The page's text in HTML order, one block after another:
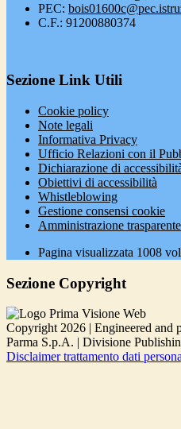
PEC:
C.F.: 91200880374
Sezione Link Utili
Cookie policy
Note legali
Informativa Privacy
Ufficio Relazioni con il
Dichiarazione di
Obiettivi di accessibilità
Whistleblowing
Gestione consensi cookie
Amministrazione trasparente
Pagina visualizzata 1008
Sezione Copyright
Copyright 2026 | Engineered and
Parma S.p.A. | Divisione
Disclaimer trattamento dati